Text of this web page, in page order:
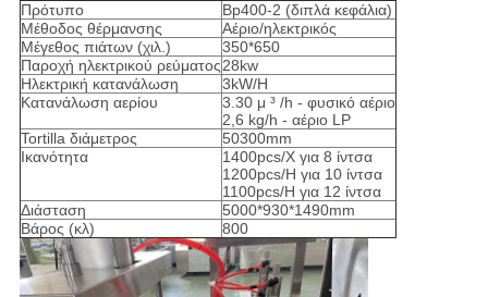
Πρότυπο
Bp400-2 (διπλά κεφάλια)
Μέθοδος θέρμανσης
Αέριο/ηλεκτρικός
Μέγεθος πιάτων (χιλ.)
350*650
Παροχή ηλεκτρικού ρεύματος28kw
Ηλεκτρική κατανάλωση
3kW/H
Κατανάλωση αερίου
3.30 μ ³ /h - φυσικό αέριο
2,6 kg/h - αέριο LP
Tortilla διάμετρος
50300mm
Ικανότητα
1400pcs/Χ για 8 ίντσα
1200pcs/H για 10 ίντσα
1100pcs/H για 12 ίντσα
Διάσταση
5000*930*1490mm
Βάρος (κλ)
800